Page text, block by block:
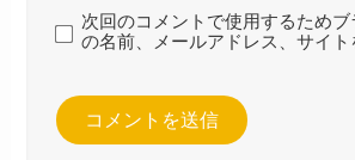
次回のコメントで使用するため
の名前、メールアドレス、サイト